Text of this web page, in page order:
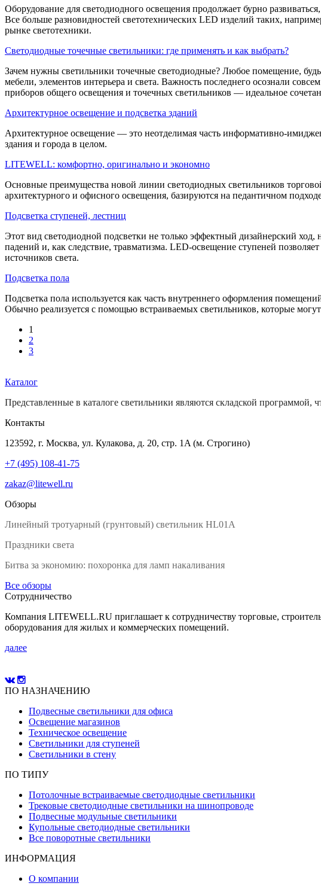
Оборудование для светодиодного освещения продолжает бурно
Все больше разновидностей светотехнических LED изделий таких,
рынке светотехники.
Светодиодные точечные светильники: где применять и как выбрать?
Зачем нужны светильники точечные светодиодные? Любое помещение, будь
мебели, элементов интерьера и света. Важность последнего осознали
приборов общего освещения и точечных светильников — идеальное
Архитектурное освещение и подсветка зданий
Архитектурное освещение — это неотделимая часть информативно-
здания и города в целом.
LITEWELL: комфортно, оригинально и экономно
Основные преимущества новой линии светодиодных светильников
архитектурного и офисного освещения, базируются на педантичном
Подсветка ступеней, лестниц
Этот вид светодиодной подсветки не только эффектный дизайнерский
падений и, как следствие, травматизма. LED-освещение ступеней
источников света.
Подсветка пола
Подсветка пола используется как часть внутреннего оформления
Обычно реализуется с помощью встраиваемых светильников, которые
1
2
3
Каталог
Представленные в каталоге светильники являются складской программой,
Контакты
123592, г. Москва, ул. Кулакова, д. 20, стр. 1A (м. Строгино)
+7 (495) 108-41-75
zakaz@litewell.ru
Обзоры
Линейный тротуарный (грунтовый) светильник HL01A
Праздники света
Битва за экономию: похоронка для ламп накаливания
Все обзоры
Сотрудничество
Компания LITEWELL.RU приглашает к сотрудничеству торговые,
оборудования для жилых и коммерческих помещений.
далее
ПО НАЗНАЧЕНИЮ
Подвесные светильники для офиса
Освещение магазинов
Техническое освещение
Светильники для ступеней
Светильники в стену
ПО ТИПУ
Потолочные встраиваемые светодиодные светильники
Трековые светодиодные светильники на шинопроводе
Подвесные модульные светильники
Купольные светодиодные светильники
Все поворотные светильники
ИНФОРМАЦИЯ
О компании